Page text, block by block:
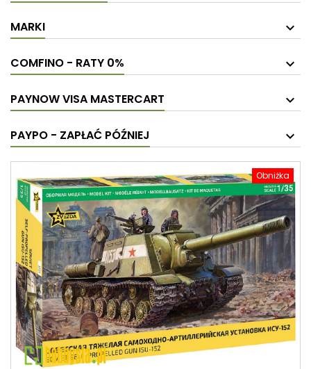
MARKI
COMFINO - RATY 0%
PAYNOW VISA MASTERCART
PAYPO - ZAPŁAĆ PÓŹNIEJ
Obniżka